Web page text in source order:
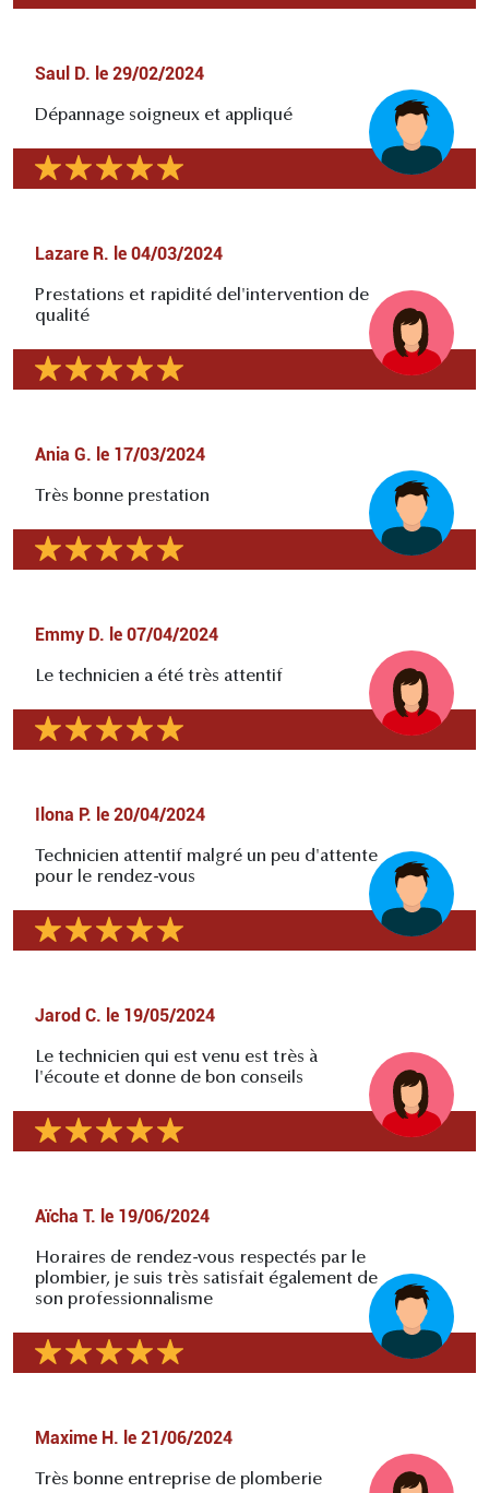
Saul D. le 29/02/2024
Dépannage soigneux et appliqué
Lazare R. le 04/03/2024
Prestations et rapidité del'intervention de
qualité
Ania G. le 17/03/2024
Très bonne prestation
Emmy D. le 07/04/2024
Le technicien a été très attentif
Ilona P. le 20/04/2024
Technicien attentif malgré un peu d'attente
pour le rendez-vous
Jarod C. le 19/05/2024
Le technicien qui est venu est très à
l'écoute et donne de bon conseils
Aïcha T. le 19/06/2024
Horaires de rendez-vous respectés par le
plombier, je suis très satisfait également de
son professionnalisme
Maxime H. le 21/06/2024
Très bonne entreprise de plomberie